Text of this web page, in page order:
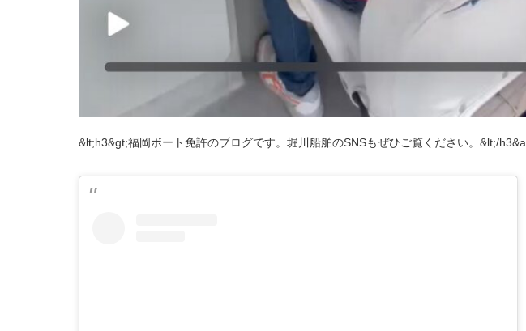
&lt;h3&gt;福岡ボート免許のブログです。堀川船舶のSNSもぜひご覧ください。&lt;/h3&a